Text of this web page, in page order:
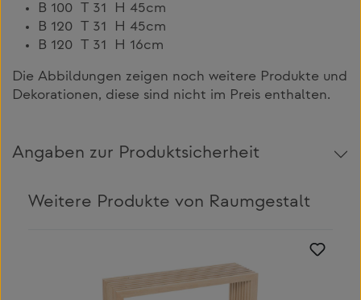
B 100 T 31 H 45cm
B 120 T 31 H 45cm
B 120 T 31 H 16cm
Die Abbildungen zeigen noch weitere Produkte und
Dekorationen, diese sind nicht im Preis enthalten.
Angaben zur Produktsicherheit
Weitere Produkte von Raumgestalt